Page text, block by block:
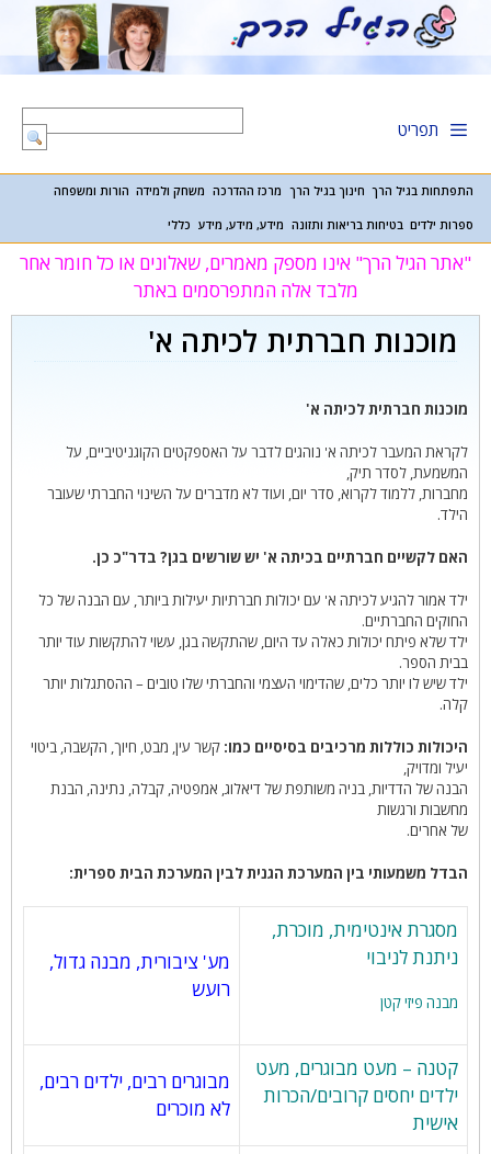
לתוכן
תפריט
התפתחות בגיל הרך חינוך בגיל הרך מרכז ההדרכה משחק ולמידה הורות ומשפחה
ספרות ילדים בטיחות בריאות ותזונה מידע, מידע, מידע כללי
"אתר הגיל הרך" אינו מספק מאמרים, שאלונים או כל חומר אחר
מלבד אלה המתפרסמים באתר
מוכנות חברתית לכיתה א'
מוכנות חברתית לכיתה א'
לקראת המעבר לכיתה א' נוהגים לדבר על האספקטים הקוגניטיביים, על
המשמעת, לסדר תיק,
מחברות, ללמוד לקרוא, סדר יום, ועוד לא מדברים על השינוי החברתי שעובר
הילד.
האם לקשיים חברתיים בכיתה א' יש שורשים בגן? בדר"כ כן.
ילד אמור להגיע לכיתה א' עם יכולות חברתיות יעילות ביותר, עם הבנה של כל
החוקים החברתיים.
ילד שלא פיתח יכולות כאלה עד היום, שהתקשה בגן, עשוי להתקשות עוד יותר
בבית הספר.
ילד שיש לו יותר כלים, שהדימוי העצמי והחברתי שלו טובים – ההסתגלות יותר
קלה.
היכולות כוללות מרכיבים בסיסיים כמו: קשר עין, מבט, חיוך, הקשבה, ביטוי
יעיל ומדויק,
הבנה של הדדיות, בניה משותפת של דיאלוג, אמפטיה, קבלה, נתינה, הבנת
מחשבות ורגשות
של אחרים.
הבדל משמעותי בין המערכת הגנית לבין המערכת הבית ספרית:
מסגרת אינטימית, מוכרת,
ניתנת לניבוי
מבנה פיזי קטן
מע' ציבורית, מבנה גדול,
רועש
קטנה – מעט מבוגרים, מעט
ילדים יחסים קרובים/הכרות
אישית
מבוגרים רבים, ילדים רבים,
לא מוכרים